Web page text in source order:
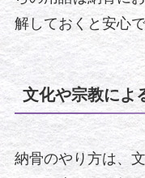
解しておくと安心で
文化や宗教によ
納骨のやり方は、